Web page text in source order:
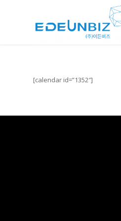
[calendar id=”1352″]